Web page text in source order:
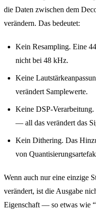
die Daten zwischen dem
verändern. Das bedeutet:
Kein Resampling. Eine
nicht bei 48 kHz.
Keine
verändert Samplewerte.
Keine DSP-
— all das verändert das
Kein Dithering. Das
von
Wenn auch nur eine einzige
verändert, ist die Ausgabe
Eigenschaft — so etwas wie